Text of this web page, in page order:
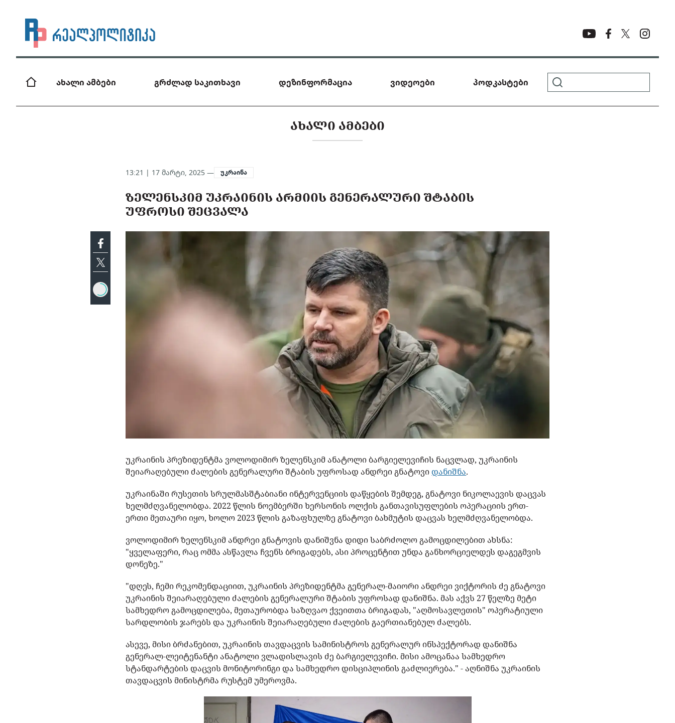
ახალი ამბები გრძლად საკითხავი დეზინფორმაცია ვიდეოები პოდკასტები
ᲐᲮᲐᲚᲘ ᲐᲛᲑᲔᲑᲘ
13:21 | 17 მარტი, 2025 — უკრაინა
ᲖᲔᲚᲔᲜᲡᲙᲘᲛ ᲣᲙᲠᲐᲘᲜᲘᲡ ᲐᲠᲛᲘᲘᲡ ᲒᲔᲜᲔᲠᲐᲚᲣᲠᲘ ᲨᲢᲐᲑᲘᲡ
ᲣᲤᲠᲝᲡᲘ ᲨᲔᲪᲕᲐᲚᲐ
უკრაინის პრეზიდენტმა ვოლოდიმირ ზელენსკიმ ანატოლი ბარგიელევიჩის ნაცვლად, უკრაინის
შეიარაღებული ძალების გენერალური შტაბის უფროსად ანდრეი გნატოვიდანიშნა.
უკრაინაში რუსეთის სრულმასშტაბიანი ინტერვენციის დაწყების შემდეგ, გნატოვი ნიკოლაევის დაცვას
ხელმძღვანელობდა. 2022 წლის ნოემბერში ხერსონის ოლქის განთავისუფლების ოპერაციის ერთ-
ერთი მეთაური იყო, ხოლო 2023 წლის გაზაფხულზე გნატოვი ბახმუტის დაცვას ხელმძღვანელობდა.
ვოლოდიმირ ზელენსკიმ ანდრეი გნატოვის დანიშვნა დიდი საბრძოლო გამოცდილებით ახსნა:
"ყველაფერი, რაც ომმა ასწავლა ჩვენს ბრიგადებს, ასი პროცენტით უნდა განხორციელდეს დაგეგმვის
დონეზე."
"დღეს, ჩემი რეკომენდაციით, უკრაინის პრეზიდენტმა გენერალ-მაიორი ანდრეი ვიქტორის ძე გნატოვი
უკრაინის შეიარაღებული ძალების გენერალური შტაბის უფროსად დანიშნა. მას აქვს 27 წელზე მეტი
სამხედრო გამოცდილება, მეთაურობდა საზღვაო ქვეითთა ბრიგადას, "აღმოსავლეთის" ოპერატიული
სარდლობის ჯარებს და უკრაინის შეიარაღებული ძალების გაერთიანებულ ძალებს.
ასევე, მისი ბრძანებით, უკრაინის თავდაცვის სამინისტროს გენერალურ ინსპექტორად დანიშნა
გენერალ-ლეიტენანტი ანატოლი ვლადისლავის ძე ბარგიელევიჩი. მისი ამოცანაა სამხედრო
სტანდარტების დაცვის მონიტორინგი და სამხედრო დისციპლინის გაძლიერება." - აღნიშნა უკრაინის
თავდაცვის მინისტრმა რუსტემ უმეროვმა.